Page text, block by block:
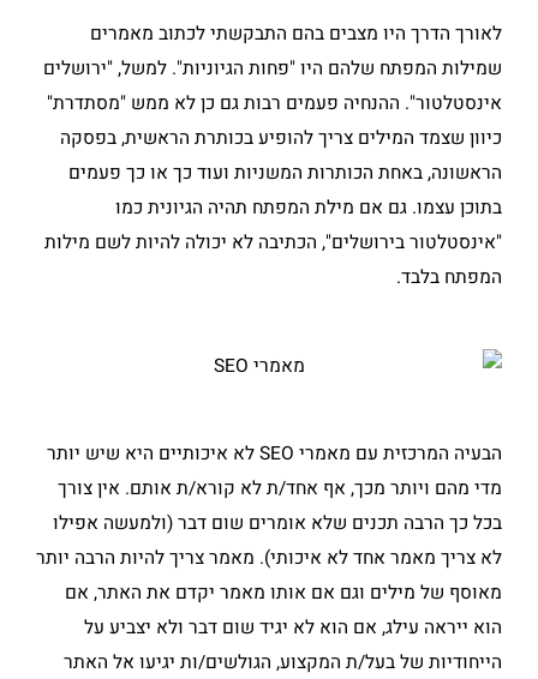
לאורך הדרך היו מצבים בהם התבקשתי לכתוב מאמרים
שמילות המפתח שלהם היו "פחות הגיוניות". למשל, "ירושלים
אינסטלטור". ההנחיה פעמים רבות גם כן לא ממש "מסתדרת"
כיוון שצמד המילים צריך להופיע בכותרת הראשית, בפסקה
הראשונה, באחת הכותרות המשניות ועוד כך או כך פעמים
בתוכן עצמו. גם אם מילת המפתח תהיה הגיונית כמו
"אינסטלטור בירושלים", הכתיבה לא יכולה להיות לשם מילות
המפתח בלבד.
הבעיה המרכזית עם מאמרי SEO לא איכותיים היא שיש יותר
מדי מהם ויותר מכך, אף אחד/ת לא קורא/ת אותם. אין צורך
בכל כך הרבה תכנים שלא אומרים שום דבר (ולמעשה אפילו
לא צריך מאמר אחד לא איכותי). מאמר צריך להיות הרבה יותר
מאוסף של מילים וגם אם אותו מאמר יקדם את האתר, אם
הוא ייראה עילג, אם הוא לא יגיד שום דבר ולא יצביע על
הייחודיות של בעל/ת המקצוע, הגולשים/ות יגיעו אל האתר